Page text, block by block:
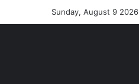
Sunday, August 9 2026